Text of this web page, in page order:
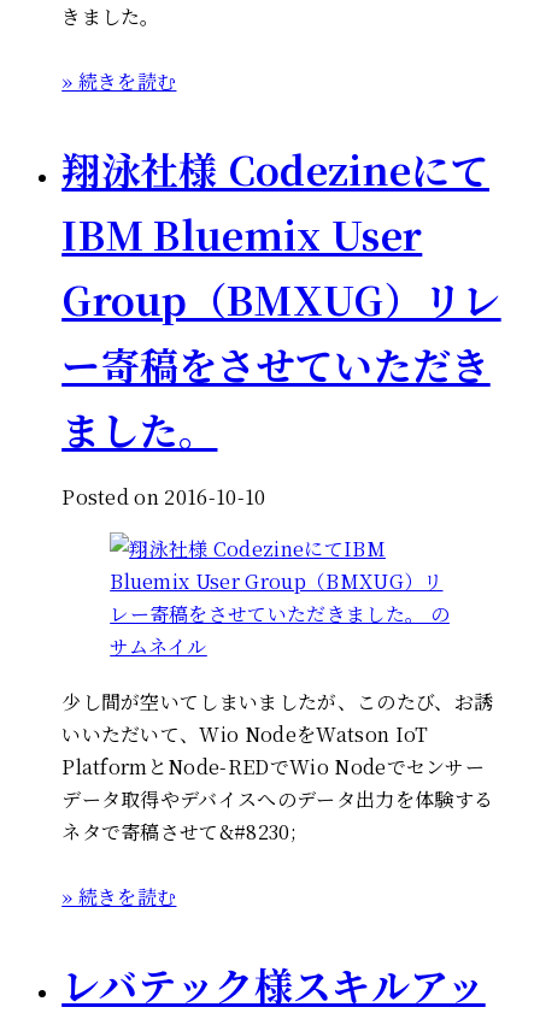
きました。
» 続きを読む
翔泳社様 Codezineにて
IBM Bluemix User
Group（BMXUG）リレ
ー寄稿をさせていただき
ました。
Posted on 2016-10-10
少し間が空いてしまいましたが、このたび、お誘
いいただいて、Wio NodeをWatson IoT
PlatformとNode-REDでWio Nodeでセンサー
データ取得やデバイスへのデータ出力を体験する
ネタで寄稿させて&#8230;
» 続きを読む
レバテック様スキルアッ